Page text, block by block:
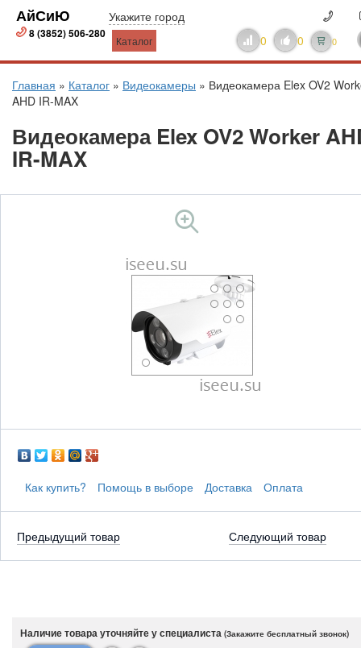
АйСиЮ
8 (3852) 506-280
Укажите город
Каталог 0 0 0
Главная » Каталог » Видеокамеры » Видеокамера Elex OV2
AHD IR-MAX
Видеокамера Elex OV2 Worker
IR-MAX
Как купить? Помощь в выборе Доставка Оплата
Следующий товар
Предыдущий товар
Наличие товара уточняйте у специалиста (Закажите бесплатный звонок)